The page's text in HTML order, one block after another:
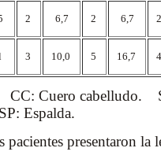
2 6,7 2 6,7
3 10,0 5 16,7
cabelludo. SN:
Espalda.
presentaron la